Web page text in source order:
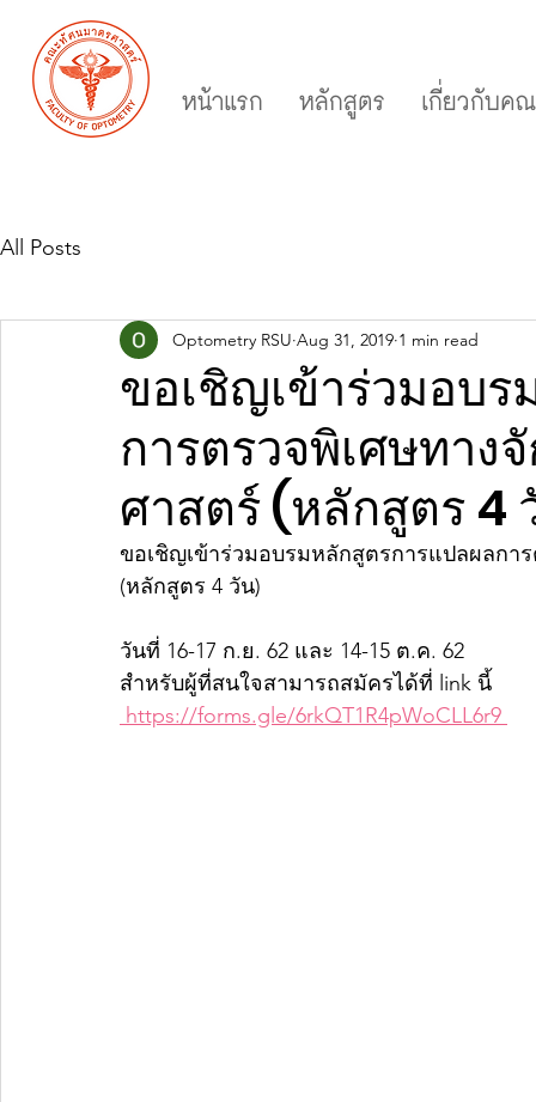
หน้าแรก หลักสูตร เกี่ยวกับค
All Posts
ขอเชิญเข้าร่วมอบ
การตรวจพิเศษทา
ศาสตร์ (หลักสูตร 4
Optometry RSU Aug 31, 2019 1 min read
ขอเชิญเข้าร่วมอบรมหลักสูตรการแปลผลก
(หลักสูตร 4 วัน)
วันที่ 16-17 ก.ย. 62 และ 14-15 ต.ค. 62
สำหรับผู้ที่สนใจสามารถสมัครได้ที่ link นี้
https://forms.gle/6rkQT1R4pWoCLL6r9